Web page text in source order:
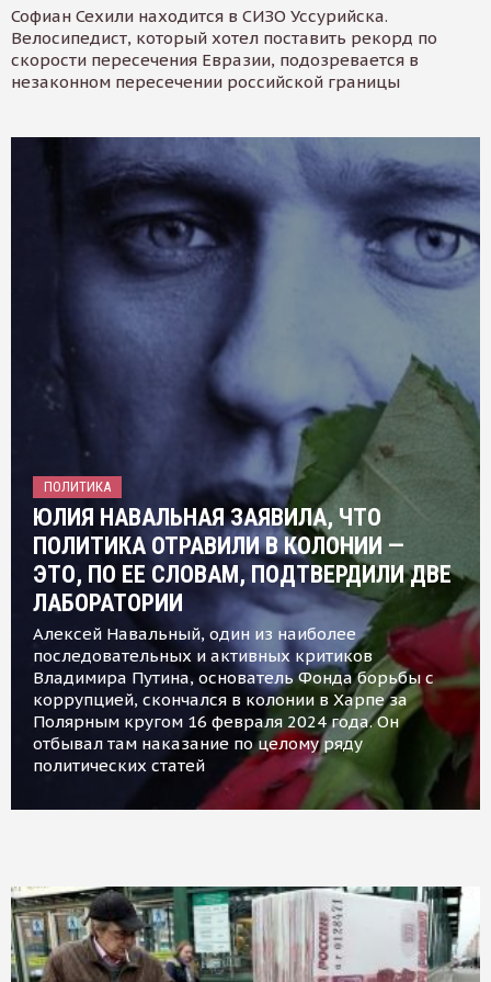
Софиан Сехили находится в СИЗО Уссурийска.
Велосипедист, который хотел поставить рекорд по
скорости пересечения Евразии, подозревается в
незаконном пересечении российской границы
ПОЛИТИКА
ЮЛИЯ НАВАЛЬНАЯ ЗАЯВИЛА, ЧТО
ПОЛИТИКА ОТРАВИЛИ В КОЛОНИИ —
ЭТО, ПО ЕЕ СЛОВАМ, ПОДТВЕРДИЛИ ДВЕ
ЛАБОРАТОРИИ
Алексей Навальный, один из наиболее
последовательных и активных критиков
Владимира Путина, основатель Фонда борьбы с
коррупцией, скончался в колонии в Харпе за
Полярным кругом 16 февраля 2024 года. Он
отбывал там наказание по целому ряду
политических статей